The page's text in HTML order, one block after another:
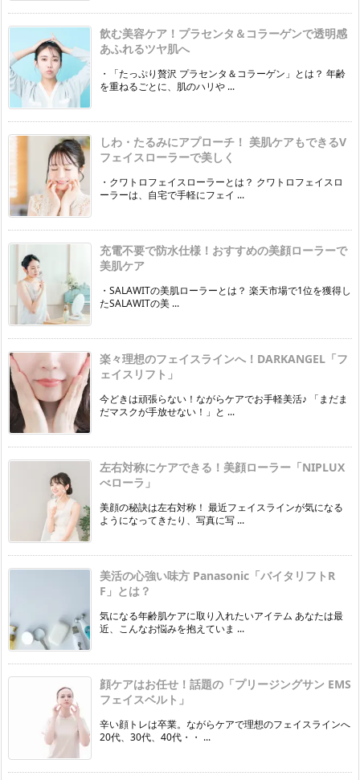
飲む美容ケア！プラセンタ＆コラーゲンで透明感
あふれるツヤ肌へ
・「たっぷり贅沢 プラセンタ＆コラーゲン」とは？ 年齢
を重ねるごとに、肌のハリや ...
しわ・たるみにアプローチ！ 美肌ケアもできるV
フェイスローラーで美しく
・クワトロフェイスローラーとは？ クワトロフェイスロ
ーラーは、自宅で手軽にフェイ ...
充電不要で防水仕様！おすすめの美顔ローラーで
美肌ケア
・SALAWITの美肌ローラーとは？ 楽天市場で1位を獲得し
たSALAWITの美 ...
楽々理想のフェイスラインへ！DARKANGEL「フ
ェイスリフト」
今どきは頑張らない！ながらケアでお手軽美活♪ 「まだま
だマスクが手放せない！」と ...
左右対称にケアできる！美顔ローラー「NIPLUX
べローラ」
美顔の秘訣は左右対称！ 最近フェイスラインが気になる
ようになってきたり、写真に写 ...
美活の心強い味方 Panasonic「バイタリフトR
F」とは？
気になる年齢肌ケアに取り入れたいアイテム あなたは最
近、こんなお悩みを抱えていま ...
顔ケアはお任せ！話題の「プリージングサン EMS
フェイスベルト」
辛い顔トレは卒業。ながらケアで理想のフェイスラインへ
20代、30代、40代・・ ...